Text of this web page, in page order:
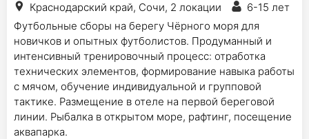
Краснодарский край, Сочи, 2 локации
6-15 лет
Футбольные сборы на берегу Чёрного моря для
новичков и опытных футболистов. Продуманный и
интенсивный тренировочный процесс: отработка
технических элементов, формирование навыка работы
с мячом, обучение индивидуальной и групповой
тактике. Размещение в отеле на первой береговой
линии. Рыбалка в открытом море, рафтинг, посещение
аквапарка.